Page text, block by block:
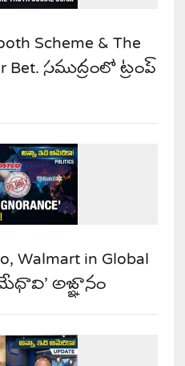
Scheme & The
Bet. సముద్రంలో ట్రంప్
Walmart in Global
అజ్ఞానం